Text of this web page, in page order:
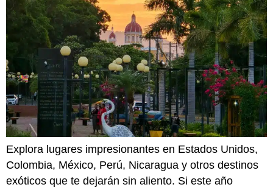
Explora lugares impresionantes en Estados Unidos,
Colombia, México, Perú, Nicaragua y otros destinos
exóticos que te dejarán sin aliento. Si este año